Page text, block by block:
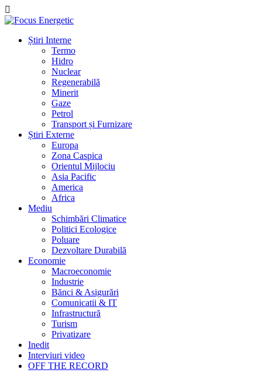
Știri Interne
Termo
Hidro
Nuclear
Regenerabilă
Minerit
Gaze
Petrol
Transport și Furnizare
Știri Externe
Europa
Zona Caspica
Orientul Mijlociu
Asia Pacific
America
Africa
Mediu
Schimbări Climatice
Politici Ecologice
Poluare
Dezvoltare Durabilă
Economie
Macroeconomie
Industrie
Bănci & Asigurări
Comunicatii & IT
Infrastructură
Turism
Privatizare
Inedit
Interviuri video
OFF THE RECORD